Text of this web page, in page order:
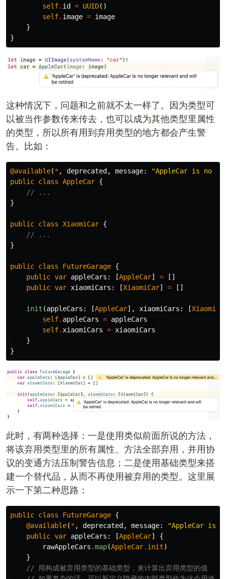
self. id = UUID()
self. image = image
}
}
这种情况下，问题和之前就不太一样了。因为类型可
以被当作参数传来传去，也可以成为其他类型里属性
的类型，所以所有用到弃用类型的地方都会产生警
告。比如：
@available(*, deprecated , message:
"AppleCar is no
public class AppleCar {
// ...
}
public class XiaomiCar {
// ...
}
public class FutureGarage {
public var appleCars : [AppleCar] =
[]
public var xiaomiCars : [XiaomiCar] = []
init (appleCars : [AppleCar], xiaomiCars : [
self. appleCars = appleCars
self. xiaomiCars = xiaomiCars
}
}
此时，有两种选择：一是使用类似前面所说的方法，
将该弃用类型里的所有属性、方法全部弃用，并用协
议的变通方法压制警告信息；二是使用基础类型来搭
建一个替代品，从而不再使用被弃用的类型。这里展
示一下第二种思路：
public class FutureGarage {
@available(*, deprecated , message:
"AppleCar is
public var appleCars : [AppleCar]
{
rawAppleCars .map(AppleCar. init)
}
// 用构成被弃用类型的基础类型，来计算出弃用类型的值